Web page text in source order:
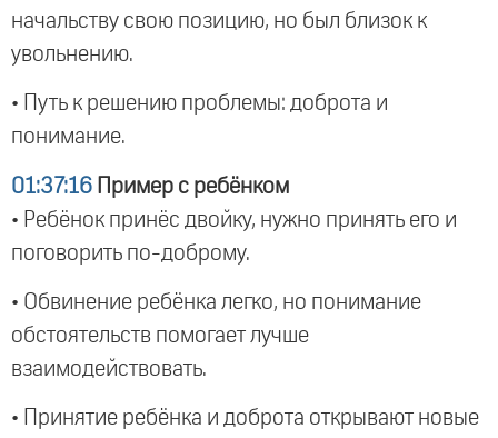
начальству свою позицию, но был близок к
увольнению.
• Путь к решению проблемы: доброта и
понимание.
01:37:16 Пример с ребёнком
• Ребёнок принёс двойку, нужно принять его и
поговорить по-доброму.
• Обвинение ребёнка легко, но понимание
обстоятельств помогает лучше
взаимодействовать.
• Принятие ребёнка и доброта открывают новые